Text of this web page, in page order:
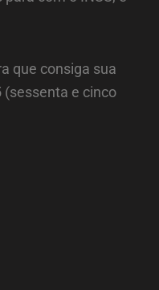
que consiga sua
e cinco